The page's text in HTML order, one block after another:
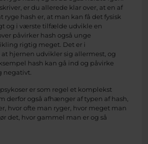
er du allerede klar over, at en af
ryge hash er, at man kan få det fysisk
og i værste tilfælde udvikle en
påvirker hash også unge
rigtig meget. Det er i
hjernen udvikler sig allermest, og
hash kan gå ind og påvirke
negativt.
er som regel et komplekst
derfor også afhænger af typen af hash,
hvor ofte man ryger, hvor meget man
det, hvor gammel man er og så